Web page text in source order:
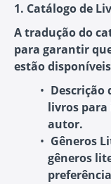
1. Catálogo de
A tradução do
para garantir
estão
Descrição
livros para
autor.
Gêneros
gêneros